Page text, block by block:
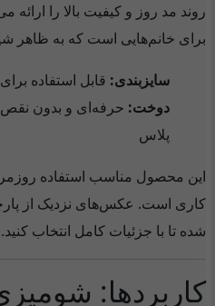
روند مد روز و کیفیت بالا را
برای خانم‌هایی است که به ظاهر
سایزبندی: قابل استفاده برای سایز
دوخت: حرفه‌ای و بدون
پلاس
این محصول مناسب استفاده
کاری است. عکس‌های نزدیک از
شده تا با جزئیات کامل انتخاب کنید.
کاربردها: